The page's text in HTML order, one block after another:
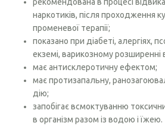
рекомендована в процесі
наркотиків, після проходження
променевої терапії;
показано при діабеті, алергіях,
екземі, варикозному розширенні
має антисклеротичну ефектом;
має протизапальну,
дію;
запобігає всмоктуванню
в організм разом із водою і їжею.